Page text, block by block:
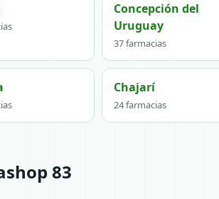
Concepción del
Uruguay
37 farmacias
Chajarí
24 farmacias
83